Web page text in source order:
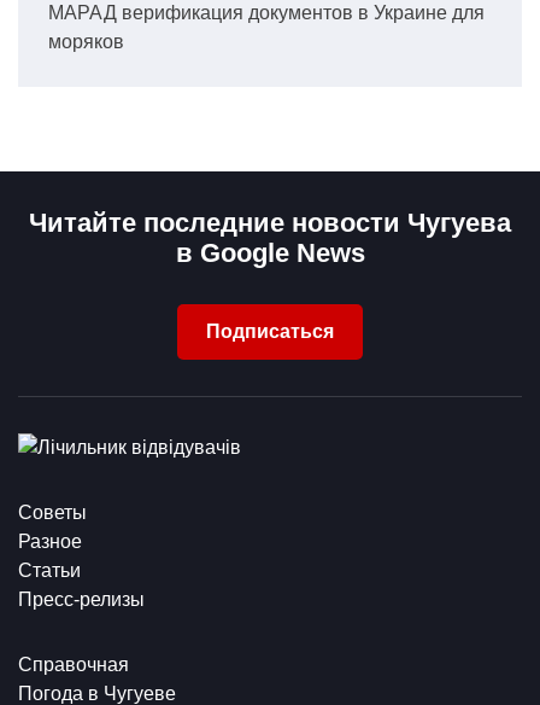
МАРАД верификация документов в Украине для
моряков
Читайте последние новости Чугуева
в Google News
Подписаться
Советы
Разное
Статьи
Пресс-релизы
Справочная
Погода в Чугуеве